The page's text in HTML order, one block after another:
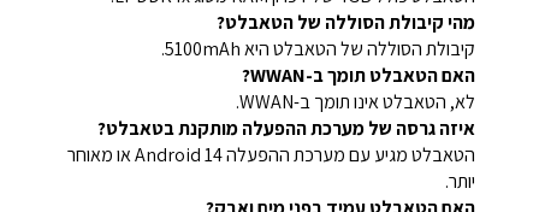
מהי קיבולת הסוללה של הטאבלט?
קיבולת הסוללה של הטאבלט היא 5100mAh.
האם הטאבלט תומך ב-WWAN?
לא, הטאבלט אינו תומך ב-WWAN.
איזה גרסה של מערכת ההפעלה מותקנת בטאבלט?
הטאבלט מגיע עם מערכת ההפעלה Android 14 או מאוחר
יותר.